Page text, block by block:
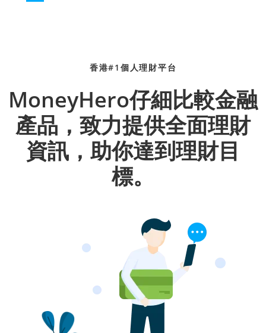
香港#1個人理財平台
MoneyHero仔細比較金融
產品，致力提供全面理財
資訊，助你達到理財目
標。